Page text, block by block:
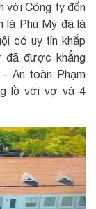
với Công ty đến
lá Phú Mỹ đã là
có uy tín khắp
đã được khẳng
An toàn Phạm
lồ với vợ và 4